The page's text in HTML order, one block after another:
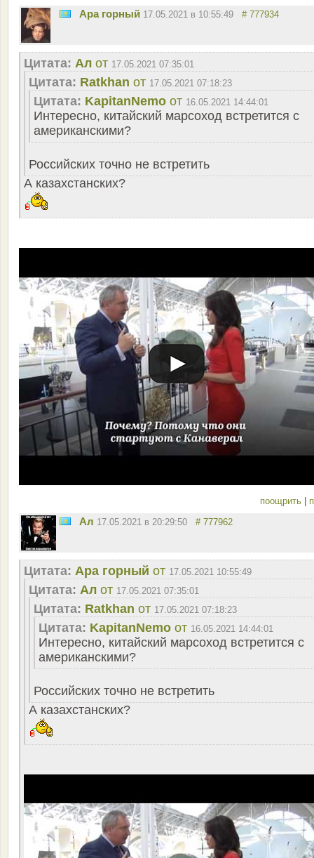
Ара горный 17.05.2021 в 10:55:49 # 777934
Цитата: Ал от 17.05.2021 07:35:01
Цитата: Ratkhan от 17.05.2021 07:18:23
Цитата: KapitanNemo от 16.05.2021 14:44:01
Интересно, китайский марсоход встретится с
американскими?
Российских точно не встретить
А казахстанских?
поощрить |
Ал 17.05.2021 в 20:29:50 # 777962
Цитата: Ара горный от 17.05.2021 10:55:49
Цитата: Ал от 17.05.2021 07:35:01
Цитата: Ratkhan от 17.05.2021 07:18:23
Цитата: KapitanNemo от 16.05.2021 14:44:01
Интересно, китайский марсоход встретится с
американскими?
Российских точно не встретить
А казахстанских?